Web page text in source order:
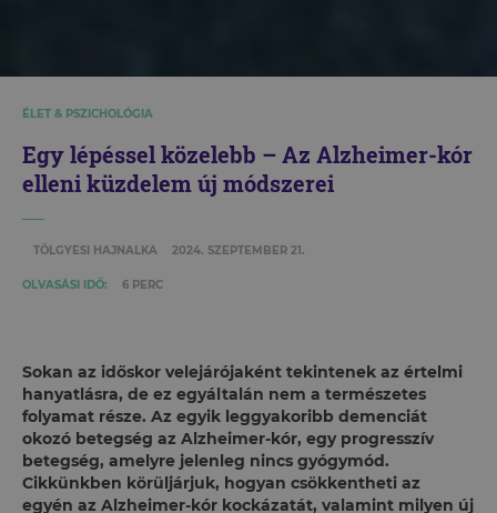
ÉLET & PSZICHOLÓGIA
Egy lépéssel közelebb – Az Alzheimer-kór
elleni küzdelem új módszerei
TÖLGYESI HAJNALKA 2024. SZEPTEMBER 21.
OLVASÁSI IDŐ: 6 PERC
Sokan az időskor velejárójaként tekintenek az értelmi
hanyatlásra, de ez egyáltalán nem a természetes
folyamat része. Az egyik leggyakoribb demenciát
okozó betegség az Alzheimer-kór, egy progresszív
betegség, amelyre jelenleg nincs gyógymód.
Cikkünkben körüljárjuk, hogyan csökkentheti az
egyén az Alzheimer-kór kockázatát, valamint milyen új